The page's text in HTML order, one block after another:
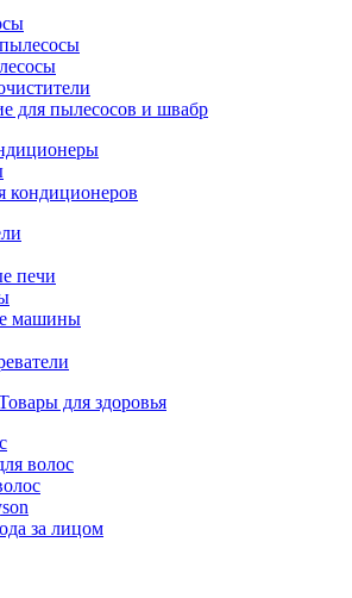
для пылесосов и швабр
кондиционеров
печи
машины
для здоровья
волос
за лицом